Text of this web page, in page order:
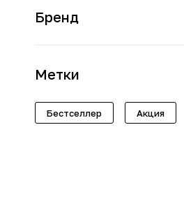
Бренд
Метки
Бестселлер Акция